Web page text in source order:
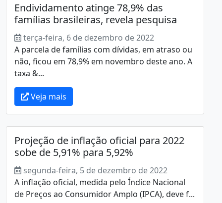
Endividamento atinge 78,9% das
famílias brasileiras, revela pesquisa
terça-feira, 6 de dezembro de 2022
A parcela de famílias com dívidas, em atraso ou
não, ficou em 78,9% em novembro deste ano. A
taxa &...
Veja mais
Projeção de inflação oficial para 2022
sobe de 5,91% para 5,92%
segunda-feira, 5 de dezembro de 2022
A inflação oficial, medida pelo Índice Nacional
de Preços ao Consumidor Amplo (IPCA), deve f...